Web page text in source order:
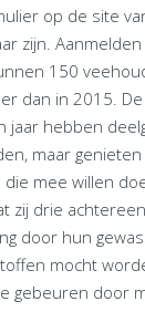
op de site
zijn.
150
dan in 2015.
jaar hebben
maar
mee willen
zij drie
door hun
mocht
gebeuren door